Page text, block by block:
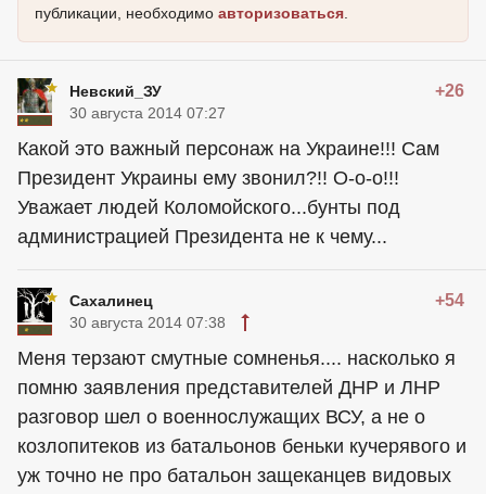
публикации, необходимо авторизоваться
Невский_ЗУ +26
30 августа 2014 07:27
Какой это важный персонаж на Украине!!! Сам
Президент Украины ему звонил?!! О-о-о!!!
Уважает людей Коломойского...бунты под
администрацией Президента не к чему...
Сахалинец +54
30 августа 2014 07:38
Меня терзают смутные сомненья.... насколько я
помню заявления представителей ДНР и ЛНР
разговор шел о военнослужащих ВСУ, а не о
козлопитеков из батальонов беньки кучерявого и
уж точно не про батальон защеканцев видовых